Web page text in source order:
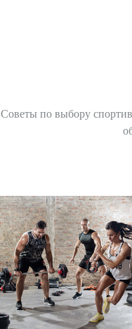
Советы по выбору